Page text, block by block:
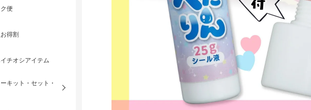
便
得割
チオシアイテム
キット・セット・